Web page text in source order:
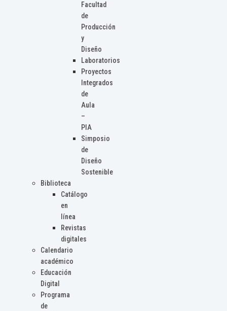
Facultad
de
Producción
y
Diseño
Laboratorios
Proyectos
Integrados
de
Aula
–
PIA
Simposio
de
Diseño
Sostenible
Biblioteca
Catálogo
en
línea
Revistas
digitales
Calendario
académico
Educación
Digital
Programa
de